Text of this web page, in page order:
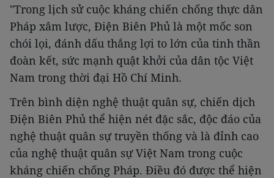
"Trong lịch sử cuộc kháng chiến chống thực dân
Pháp xâm lược, Điện Biên Phủ là một mốc son
chói lọi, đánh dấu thắng lợi to lớn của tinh thần
đoàn kết, sức mạnh quật khởi của dân tộc Việt
Nam trong thời đại Hồ Chí Minh.
Trên bình diện nghệ thuật quân sự, chiến dịch
Điện Biên Phủ thể hiện nét đặc sắc, độc đáo của
nghệ thuật quân sự truyền thống và là đỉnh cao
của nghệ thuật quân sự Việt Nam trong cuộc
kháng chiến chống Pháp. Điều đó được thể hiện